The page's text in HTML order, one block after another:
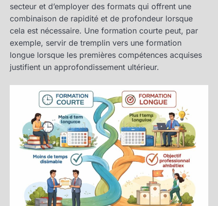
secteur et d’employer des formats qui offrent une
combinaison de rapidité et de profondeur lorsque
cela est nécessaire. Une formation courte peut, par
exemple, servir de tremplin vers une formation
longue lorsque les premières compétences acquises
justifient un approfondissement ultérieur.